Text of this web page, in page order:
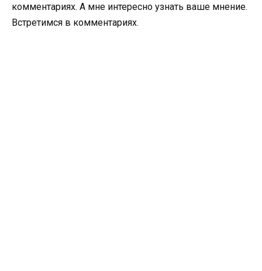
комментариях. А мне интересно узнать ваше мнение.
Встретимся в комментариях.